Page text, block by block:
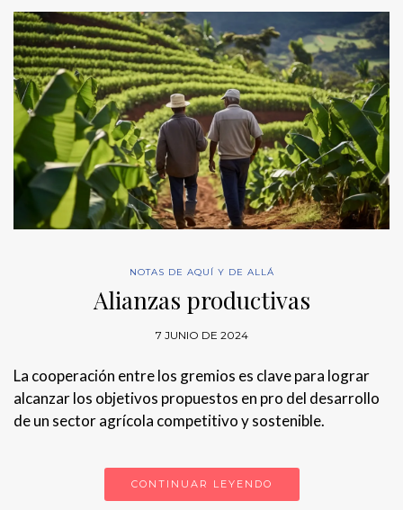
NOTAS DE AQUÍ Y DE ALLÁ
Alianzas productivas
7 JUNIO DE 2024
La cooperación entre los gremios es clave para lograr
alcanzar los objetivos propuestos en pro del desarrollo
de un sector agrícola competitivo y sostenible.
CONTINUAR LEYENDO